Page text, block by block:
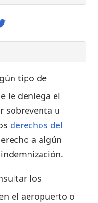
tipo de
le deniega el
sobreventa u
derechos del
a algún
los
el aeropuerto o